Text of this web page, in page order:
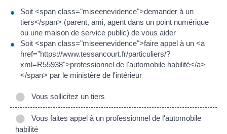
Soit <span class="miseenevidence">demander à un
tiers</span> (parent, ami, agent dans un point numérique
ou une maison de service public) de vous aider
Soit <span class="miseenevidence">faire appel à un <a
href="https://www.tessancourt.fr/particuliers/?
xml=R55938">professionnel de l'automobile habilité</a>
</span> par le ministère de l'intérieur
Vous sollicitez un tiers
Vous faites appel à un professionnel de l'automobile
habilité